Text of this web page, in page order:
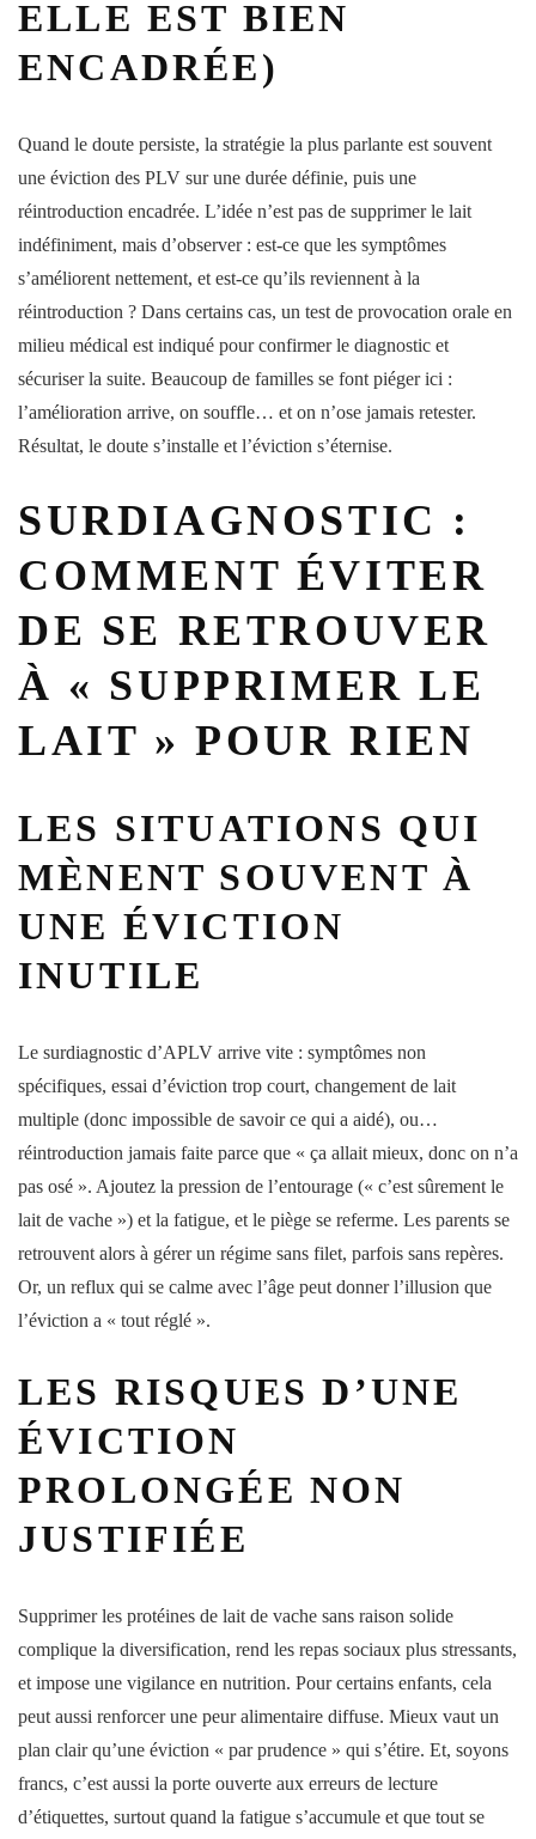
ELLE EST BIEN
ENCADRÉE)
Quand le doute persiste, la stratégie la plus parlante est souvent
une éviction des PLV sur une durée définie, puis une
réintroduction encadrée. L’idée n’est pas de supprimer le lait
indéfiniment, mais d’observer : est-ce que les symptômes
s’améliorent nettement, et est-ce qu’ils reviennent à la
réintroduction ? Dans certains cas, un test de provocation orale en
milieu médical est indiqué pour confirmer le diagnostic et
sécuriser la suite. Beaucoup de familles se font piéger ici :
l’amélioration arrive, on souffle… et on n’ose jamais retester.
Résultat, le doute s’installe et l’éviction s’éternise.
SURDIAGNOSTIC :
COMMENT ÉVITER
DE SE RETROUVER
À « SUPPRIMER LE
LAIT » POUR RIEN
LES SITUATIONS QUI
MÈNENT SOUVENT À
UNE ÉVICTION
INUTILE
Le surdiagnostic d’APLV arrive vite : symptômes non
spécifiques, essai d’éviction trop court, changement de lait
multiple (donc impossible de savoir ce qui a aidé), ou…
réintroduction jamais faite parce que « ça allait mieux, donc on n’a
pas osé ». Ajoutez la pression de l’entourage (« c’est sûrement le
lait de vache ») et la fatigue, et le piège se referme. Les parents se
retrouvent alors à gérer un régime sans filet, parfois sans repères.
Or, un reflux qui se calme avec l’âge peut donner l’illusion que
l’éviction a « tout réglé ».
LES RISQUES D’UNE
ÉVICTION
PROLONGÉE NON
JUSTIFIÉE
Supprimer les protéines de lait de vache sans raison solide
complique la diversification, rend les repas sociaux plus stressants,
et impose une vigilance en nutrition. Pour certains enfants, cela
peut aussi renforcer une peur alimentaire diffuse. Mieux vaut un
plan clair qu’une éviction « par prudence » qui s’étire. Et, soyons
francs, c’est aussi la porte ouverte aux erreurs de lecture
d’étiquettes, surtout quand la fatigue s’accumule et que tout se